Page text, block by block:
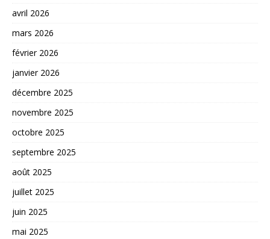
avril 2026
mars 2026
février 2026
janvier 2026
décembre 2025
novembre 2025
octobre 2025
septembre 2025
août 2025
juillet 2025
juin 2025
mai 2025